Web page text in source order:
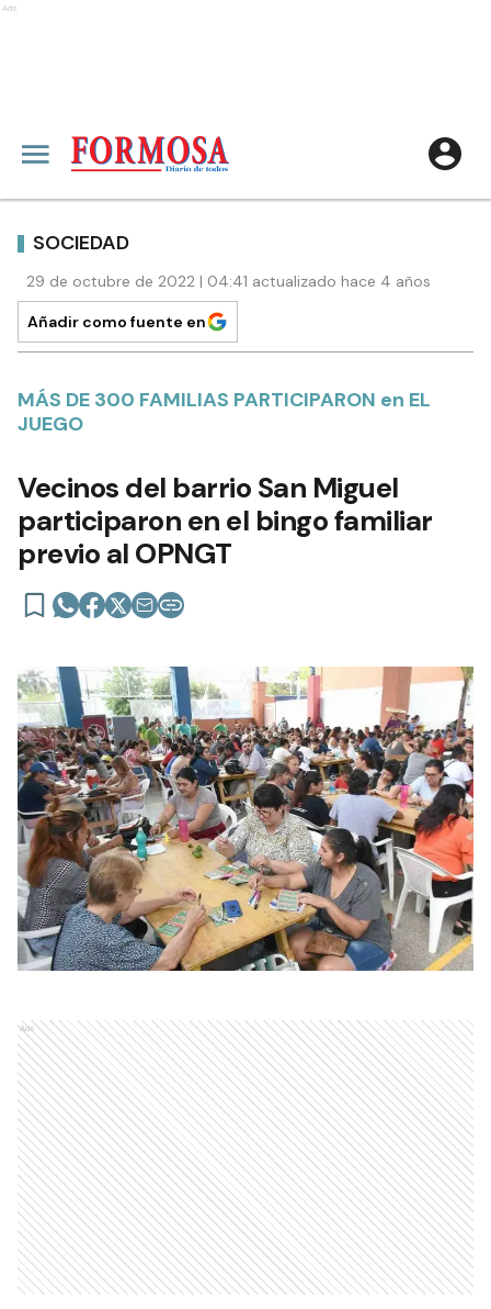
Ads
SOCIEDAD
29 de octubre de 2022 | 04:41 actualizado hace 4 años
Añadir como fuente en
MÁS DE 300 FAMILIAS PARTICIPARON en EL
JUEGO
Vecinos del barrio San Miguel
participaron en el bingo familiar
previo al OPNGT
Ads